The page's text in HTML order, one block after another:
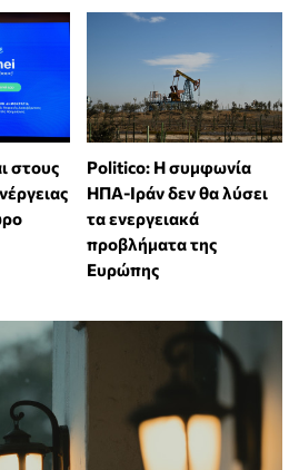
στους
Politico: Η συμφωνία
ΗΠΑ-Ιράν δεν θα λύσει
τα ενεργειακά
προβλήματα της
Ευρώπης